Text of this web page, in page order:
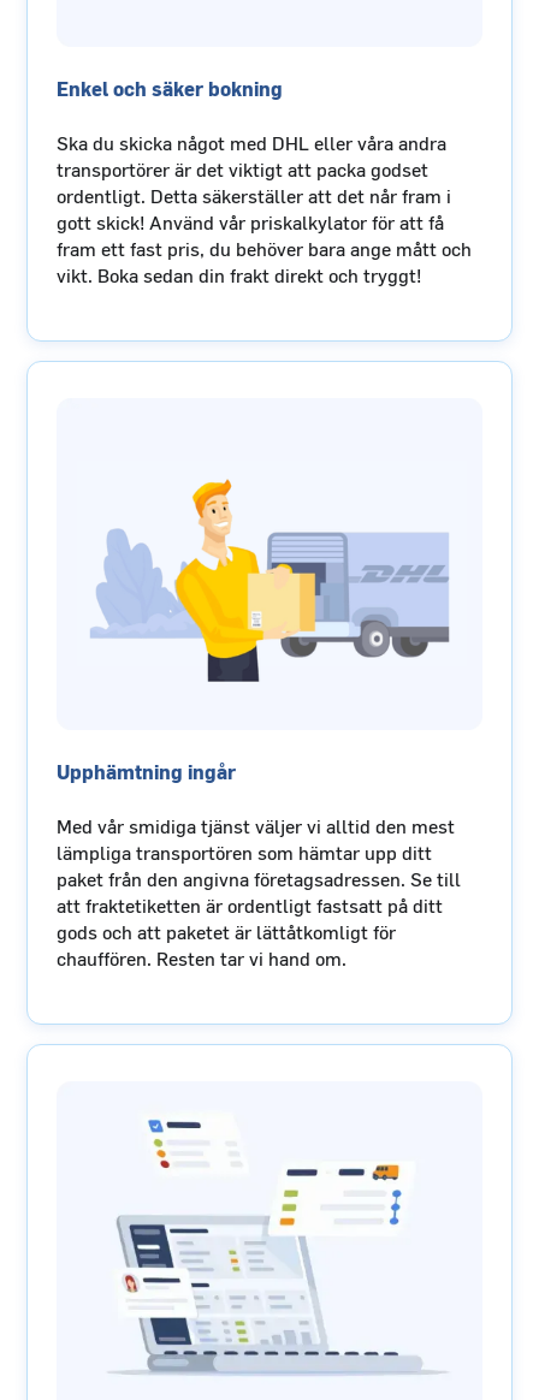
Enkel och säker bokning
Ska du skicka något med DHL eller våra andra
transportörer är det viktigt att packa godset
ordentligt. Detta säkerställer att det når fram i
gott skick! Använd vår priskalkylator för att få
fram ett fast pris, du behöver bara ange mått och
vikt. Boka sedan din frakt direkt och tryggt!
Upphämtning ingår
Med vår smidiga tjänst väljer vi alltid den mest
lämpliga transportören som hämtar upp ditt
paket från den angivna företagsadressen. Se till
att fraktetiketten är ordentligt fastsatt på ditt
gods och att paketet är lättåtkomligt för
chauffören. Resten tar vi hand om.